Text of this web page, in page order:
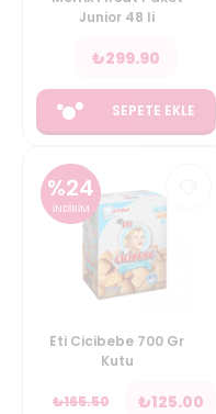
Junior 48 li
₺299.90
SEPETE EKLE
%24
İNDİRİM
Eti Cicibebe 700 Gr
Kutu
₺165.50 ₺125.00